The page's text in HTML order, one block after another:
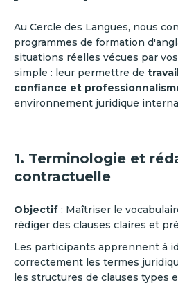
Au Cercle des Langues, nous
programmes de formation
situations réelles vécues par
simple : leur permettre de
confiance et
environnement juridique
1. Terminologie et
contractuelle
Objectif : Maîtriser le
rédiger des clauses claires et
Les participants apprennent à
correctement les termes
les structures de clauses types